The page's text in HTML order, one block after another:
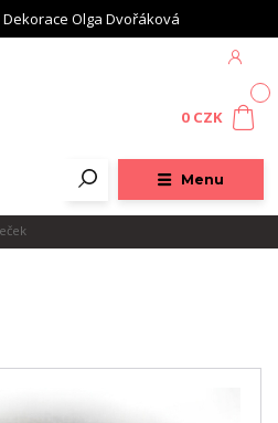
Olga Dvořáková
Menu
0 CZK